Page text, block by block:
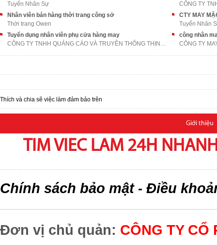
Tuyển Nhân Sự
CÔNG TY
Nhân viên bán hàng thời trang công sở
Thời trang Owen
Tuyển Nhân
Tuyển dụng nhân viên phụ cửa hàng may
CÔNG TY TNHH QUẢNG CÁO VÀ TRUYỀN THÔNG THỊNH AN PH
công nhân
CÔNG TY
Thích và chia sẽ việc làm đảm bảo trên
Giới thiệu
TIM VIEC LAM 24H
Chính sách bảo mật- Điều
Đơn vị chủ quản: CÔNG TY CỔ